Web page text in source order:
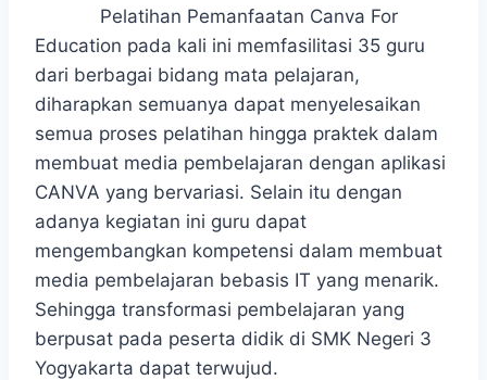
Pelatihan Pemanfaatan Canva For
Education pada kali ini memfasilitasi 35 guru
dari berbagai bidang mata pelajaran,
diharapkan semuanya dapat menyelesaikan
semua proses pelatihan hingga praktek dalam
membuat media pembelajaran dengan aplikasi
CANVA yang bervariasi. Selain itu dengan
adanya kegiatan ini guru dapat
mengembangkan kompetensi dalam membuat
media pembelajaran bebasis IT yang menarik.
Sehingga transformasi pembelajaran yang
berpusat pada peserta didik di SMK Negeri 3
Yogyakarta dapat terwujud.